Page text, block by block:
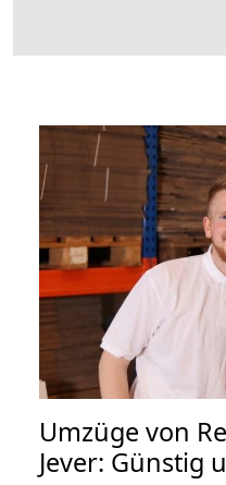
Umzüge von
Jever: Günstig